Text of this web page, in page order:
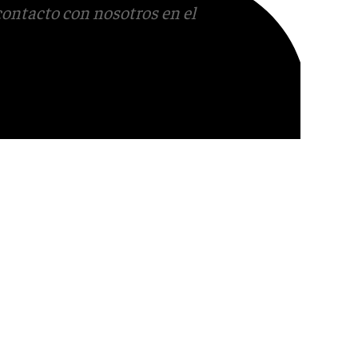
con nosotros en el